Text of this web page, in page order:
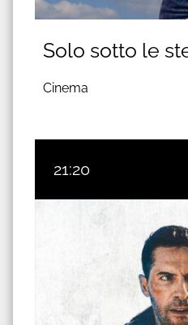
Solo sotto le
Cinema
21:20